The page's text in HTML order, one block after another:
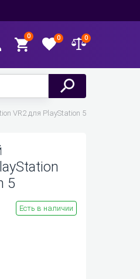
0 0 0
VR2 для PlayStation 5
5
Есть в наличии